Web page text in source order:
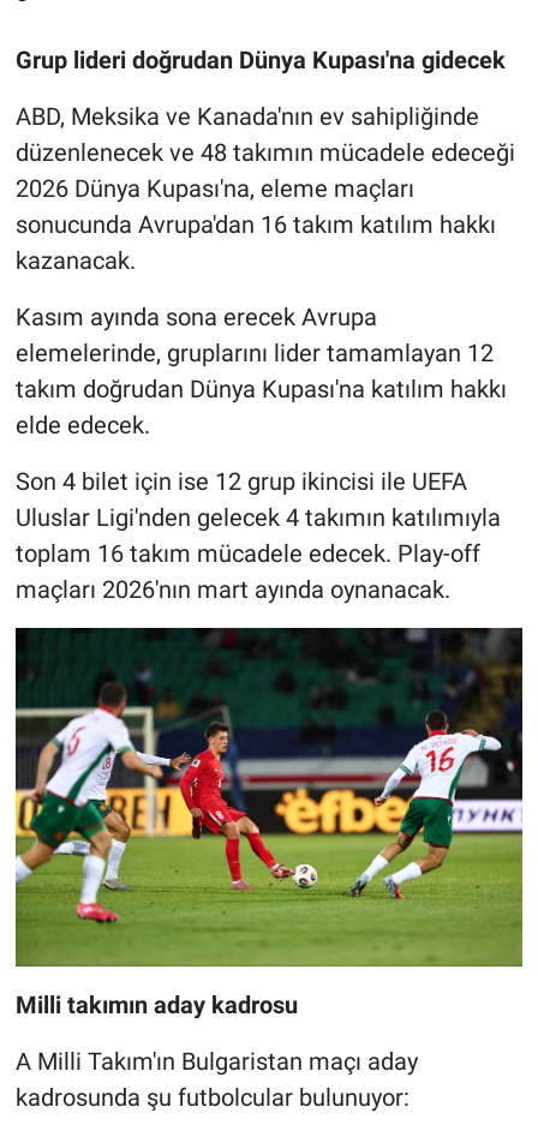
Grup lideri doğrudan Dünya Kupası'na gidecek
ABD, Meksika ve Kanada'nın ev sahipliğinde
düzenlenecek ve 48 takımın mücadele edeceği
2026 Dünya Kupası'na, eleme maçları
sonucunda Avrupa'dan 16 takım katılım hakkı
kazanacak.
Kasım ayında sona erecek Avrupa
elemelerinde, gruplarını lider tamamlayan 12
takım doğrudan Dünya Kupası'na katılım hakkı
elde edecek.
Son 4 bilet için ise 12 grup ikincisi ile UEFA
Uluslar Ligi'nden gelecek 4 takımın katılımıyla
toplam 16 takım mücadele edecek. Play-off
maçları 2026'nın mart ayında oynanacak.
Milli takımın aday kadrosu
A Milli Takım'ın Bulgaristan maçı aday
kadrosunda şu futbolcular bulunuyor: